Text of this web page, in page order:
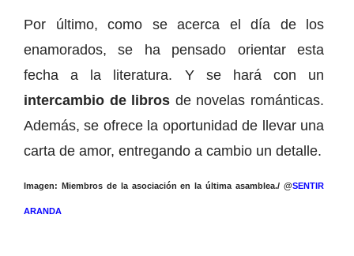
Por último, como se acerca el día de los
enamorados, se ha pensado orientar esta
fecha a la literatura. Y se hará con un
intercambio de libros de novelas románticas.
Además, se ofrece la oportunidad de llevar una
carta de amor, entregando a cambio un detalle.
Imagen: Miembros de la asociación en la última asamblea./ @SENTIR
ARANDA